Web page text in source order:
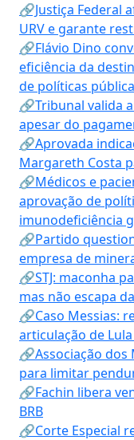
🔗Justiça Federal
URV e garante
🔗Flávio Dino
eficiência da
de políticas
🔗Tribunal valida
apesar do
🔗Aprovada
Margareth Costa
🔗Médicos e
aprovação de
imunodeficiência
🔗Partido
empresa de
🔗STJ: maconha
mas não escapa
🔗Caso Messias:
articulação de
🔗Associação
para limitar
🔗Fachin libera
BRB
🔗Corte Especial